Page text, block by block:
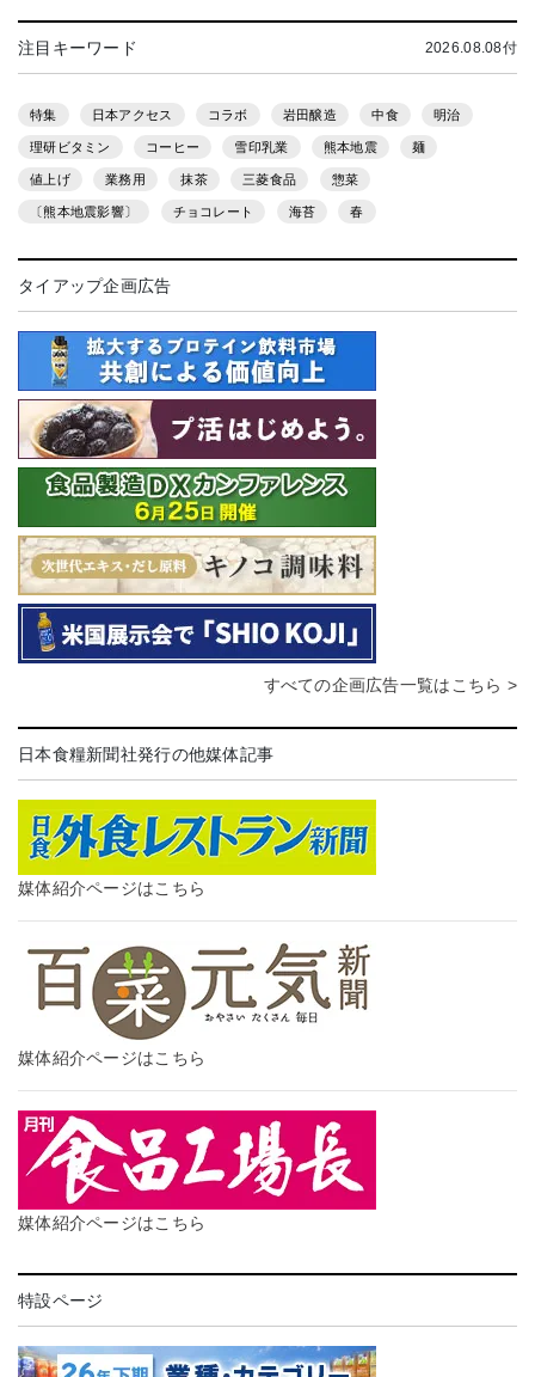
注目キーワード 2026.08.08付
特集 日本アクセス コラボ 岩田醸造 中食 明治
理研ビタミン コーヒー 雪印乳業 熊本地震 麺
値上げ 業務用 抹茶 三菱食品 惣菜
〔熊本地震影響〕 チョコレート 海苔 春
タイアップ企画広告
すべての企画広告一覧はこちら >
日本食糧新聞社発行の他媒体記事
媒体紹介ページはこちら
媒体紹介ページはこちら
媒体紹介ページはこちら
特設ページ